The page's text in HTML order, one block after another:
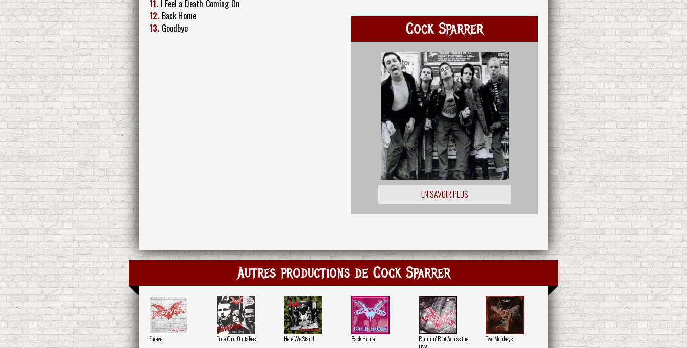
11. I Feel a Death Coming On
12. Back Home
13. Goodbye Cock Sparrer
EN SAVOIR PLUS
Autres productions de Cock Sparrer
Forever True Grit Outtakes Here We Stand Back Home
Runnin' Riot Across the
Two Monkeys